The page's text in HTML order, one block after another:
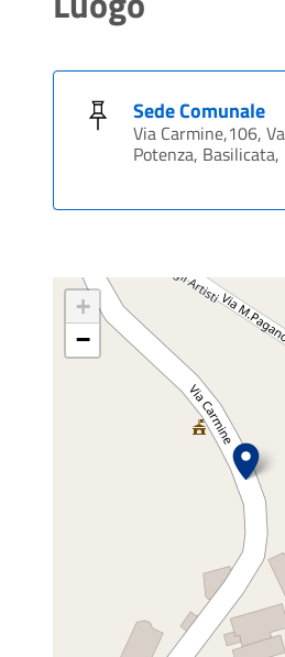
Sede Comunale
Via Carmine,106,
Potenza,
+
−